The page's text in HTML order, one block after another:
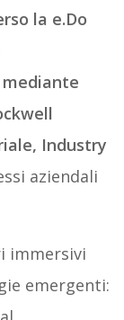
la e.Do
Industry
aziendali
immersivi
emergenti: